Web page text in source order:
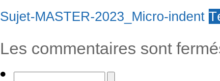
Sujet-MASTER-2023_Micro-indent
Les commentaires sont